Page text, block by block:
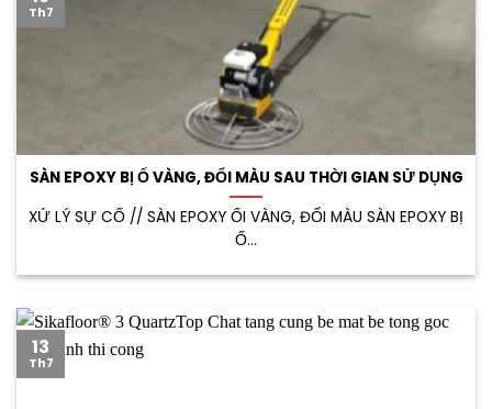
SÀN EPOXY BỊ Ố VÀNG, ĐỔI MÀU SAU THỜI GIAN SỬ DỤNG
XỬ LÝ SỰ CỐ // SÀN EPOXY ỐI VÀNG, ĐỔI MÀU SÀN EPOXY BỊ
Ố...
Th7
13
Th7